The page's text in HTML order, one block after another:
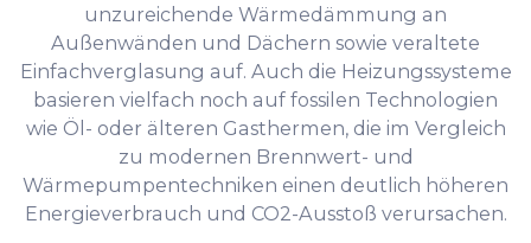
unzureichende Wärmedämmung an
Außenwänden und Dächern sowie veraltete
Einfachverglasung auf. Auch die Heizungssysteme
basieren vielfach noch auf fossilen Technologien
wie Öl- oder älteren Gasthermen, die im Vergleich
zu modernen Brennwert- und
Wärmepumpentechniken einen deutlich höheren
Energieverbrauch und CO2-Ausstoß verursachen.